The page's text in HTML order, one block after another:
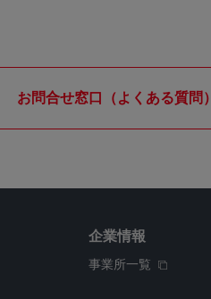
お問合せ窓口（よくある質問）
企業情報
事業所一覧